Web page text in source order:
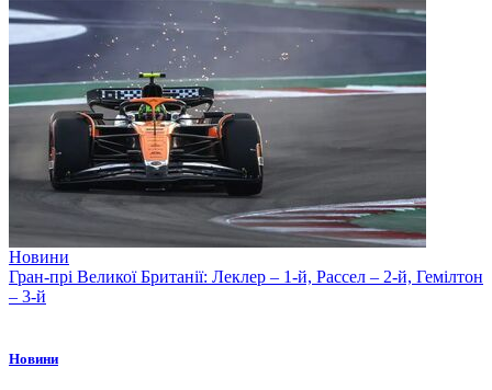
Новини
Гран-прі Великої Британії: Леклер – 1-й, Рассел – 2-й, Гемілтон
– 3-й
Новини